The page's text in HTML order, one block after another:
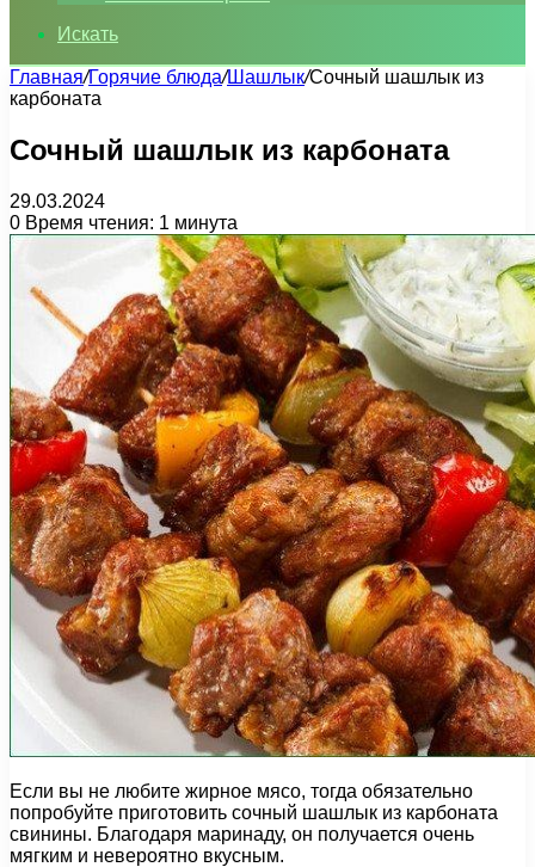
Искать
Главная/Горячие блюда/Шашлык/Сочный шашлык из
карбоната
Сочный шашлык из карбоната
29.03.2024
0 Время чтения: 1 минута
Если вы не любите жирное мясо, тогда обязательно
попробуйте приготовить сочный шашлык из карбоната
свинины. Благодаря маринаду, он получается очень
мягким и невероятно вкусным.